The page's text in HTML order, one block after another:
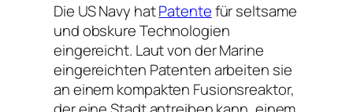
Die US Navy hatPatentefür seltsame
und obskure Technologien
eingereicht. Laut von der Marine
eingereichten Patenten arbeiten sie
an einem kompakten Fusionsreaktor,